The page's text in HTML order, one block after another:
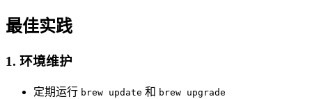
最佳实践
1. 环境维护
定期运行 brew update 和 brew upgrade